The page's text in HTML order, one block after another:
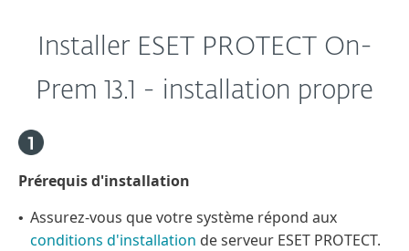
Installer ESET PROTECT On-
Prem 13.1 - installation propre
Prérequis d'installation
• Assurez-vous que votre système répond aux
conditions d'installation de serveur ESET PROTECT.